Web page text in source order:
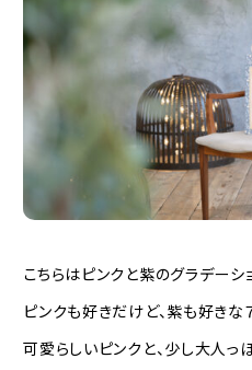
こちらはピンクと紫のグラデーシ
ピンクも好きだけど、紫も好きな
可愛らしいピンクと、少し大人っ